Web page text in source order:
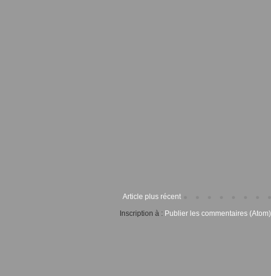
Article plus récent
Inscription à : Publier les commentaires (Atom)